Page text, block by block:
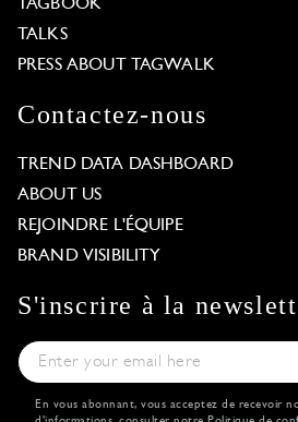
TAGBOOK
TALKS
PRESS ABOUT TAGWALK
Contactez-nous
TREND DATA DASHBOARD
ABOUT US
REJOINDRE L'ÉQUIPE
BRAND VISIBILITY
S'inscrire à la
En vous abonnant, vous acceptez de recevoir